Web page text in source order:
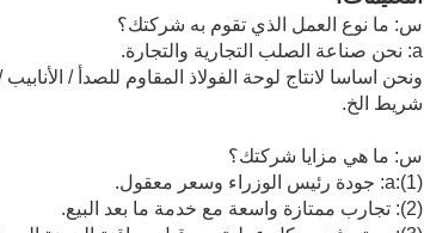
س: ما نوع العمل الذي تقوم به شركتك؟
a: نحن صناعة الصلب التجارية والتجارة.
ونحن اساسا لانتاج لوحة الفولاذ المقاوم للصدأ /
شريط الخ.
س: ما هي مزايا شركتك؟
a:(1): جودة رئيس الوزراء وسعر معقول.
(2): تجارب ممتازة واسعة مع خدمة ما بعد البيع.